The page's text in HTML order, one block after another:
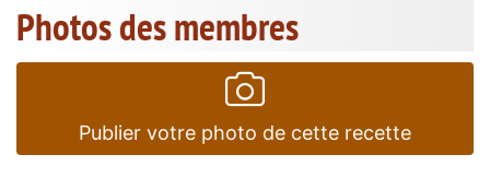
Photos des membres
Publier votre photo de cette recette